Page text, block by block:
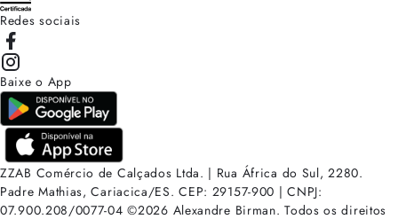
Redes sociais
Baixe o App
ZZAB Comércio de Calçados Ltda. | Rua África do Sul, 2280.
Padre Mathias, Cariacica/ES. CEP: 29157-900 | CNPJ:
07.900.208/0077-04 ©2026 Alexandre Birman. Todos os direitos